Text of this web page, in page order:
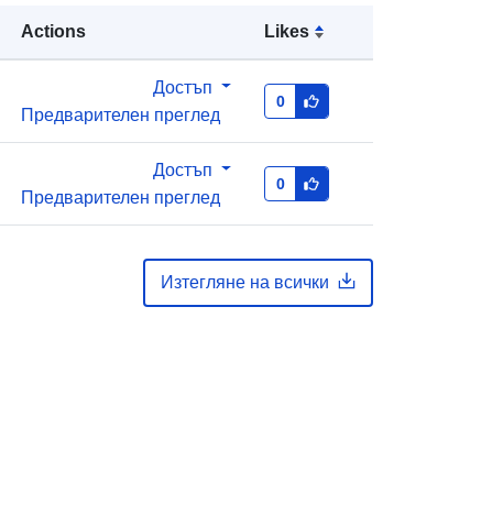
Actions Likes
Достъп
Предварителен преглед
0
Достъп
Предварителен преглед
0
Изтегляне на всички
Имейл:
mailto:statbel@economie.fgov.be
URL адрес: https://statbel.fgov.be/fr
https://statbel.fgov.be/de
https://statbel.fgov.be/nl
https://statbel.fgov.be/en
Добавено към data.europa.eu: 14
Актуализирана на data.europa.eu:
30 July 2026